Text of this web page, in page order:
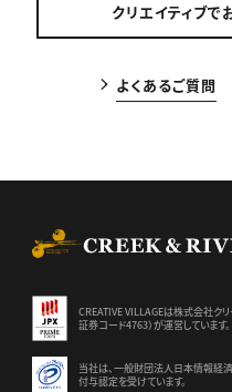
クリエイティブで
よくあるご質問
CREATIVE VILLAGEは株式会社ク
証券コード4763）が運営しています。
当社は、一般財団法人日本情報経
付与認定を受けています。